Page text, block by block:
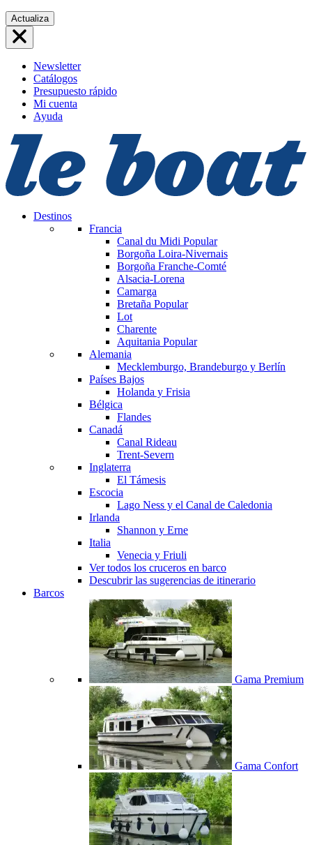
Saltar
al
contenido
Actualiza
Newsletter
Catálogos
Presupuesto rápido
Mi cuenta
Ayuda
Destinos
Francia
Canal du Midi Popular
Borgoña Loira-Nivernais
Borgoña Franche-Comté
Alsacia-Lorena
Camarga
Bretaña Popular
Lot
Charente
Aquitania Popular
Alemania
Mecklemburgo, Brandeburgo y Berlín
Países Bajos
Holanda y Frisia
Bélgica
Flandes
Canadá
Canal Rideau
Trent-Severn
Inglaterra
El Támesis
Escocia
Lago Ness y el Canal de Caledonia
Irlanda
Shannon y Erne
Italia
Venecia y Friuli
Ver todos los cruceros en barco
Descubrir las sugerencias de itinerario
Barcos
Gama Premium
Gama Confort